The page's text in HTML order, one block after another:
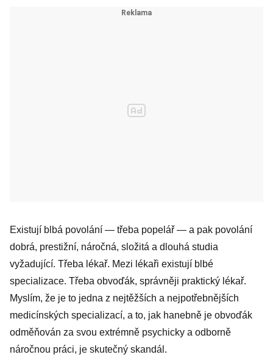
Existují blbá povolání — třeba popelář — a pak povolání
dobrá, prestižní, náročná, složitá a dlouhá studia
vyžadující. Třeba lékař. Mezi lékaři existují blbé
specializace. Třeba obvoďák, správněji praktický lékař.
Myslím, že je to jedna z nejtěžších a nejpotřebnějších
medicínských specializací, a to, jak hanebně je obvoďák
odměňován za svou extrémně psychicky a odborně
náročnou práci, je skutečný skandál.